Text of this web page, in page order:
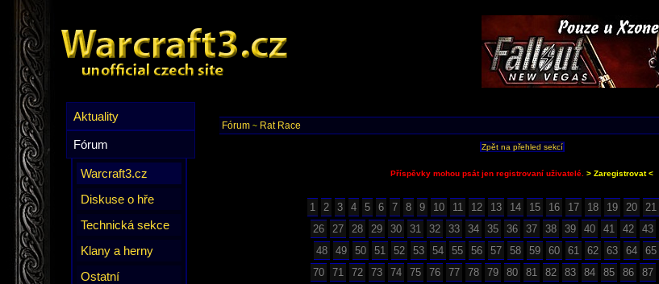
Aktuality
Fórum
Warcraft3.cz
Diskuse o hře
Technická sekce
Klany a herny
Ostatní
Fórum ~ Rat Race
Zpět na přehled sekcí
Příspěvky mohou psát jen registrovaní uživatelé. > Zaregistrovat <
1 2 3 4 5 6 7 8 9 10 11 12 13 14 15 16 17 18 19 20 21
26
27 28 29 30 31 32 33 34 35 36 37 38 39 40 41 42 43
48
49 50 51 52 53 54 55 56 57 58 59 60 61 62 63 64 65
70 71 72 73 74 75 76 77 78 79 80 81 82 83 84 85 86 87